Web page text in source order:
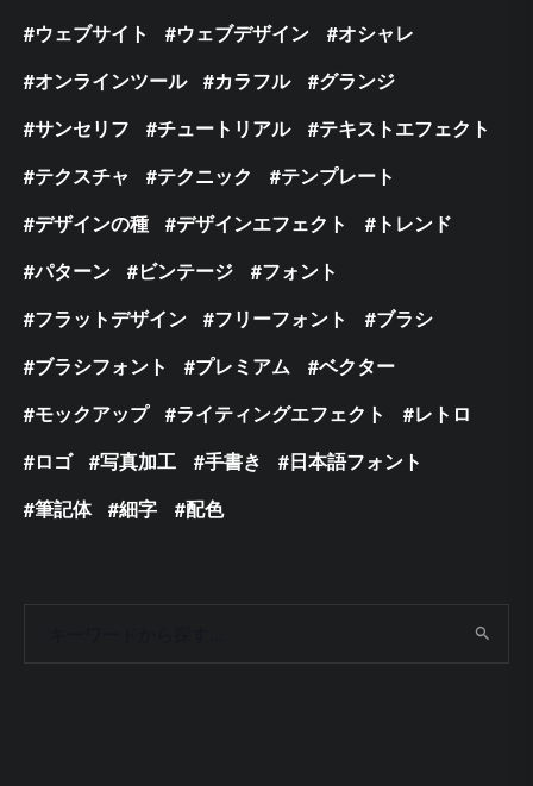
ウェブサイト
ウェブデザイン
オシャレ
オンラインツール
カラフル
グランジ
サンセリフ
チュートリアル
テキストエフェクト
テクスチャ
テクニック
テンプレート
デザインの種
デザインエフェクト
トレンド
パターン
ビンテージ
フォント
フラットデザイン
フリーフォント
ブラシ
ブラシフォント
プレミアム
ベクター
モックアップ
ライティングエフェクト
レトロ
ロゴ
写真加工 手書き
日本語フォント
筆記体
細字 配色